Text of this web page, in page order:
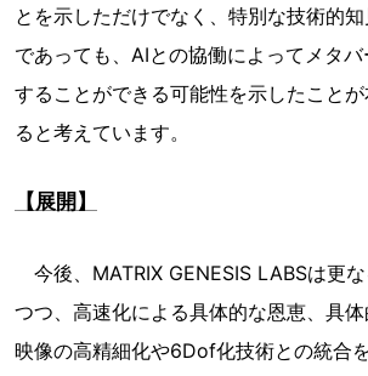
とを示しただけでなく、特別な技術的
であっても、AIとの協働によってメタ
することができる可能性を示したこと
ると考えています。
【展開】
今後、MATRIX GENESIS LABSは更
つつ、高速化による具体的な恩恵、具
映像の高精細化や6Dof化技術との統合